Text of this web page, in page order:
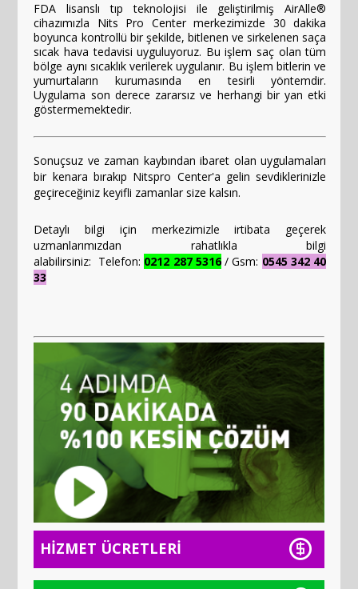
FDA lisanslı tıp teknolojisi ile geliştirilmiş AirAlle®
cihazımızla Nits Pro Center merkezimizde 30 dakika
boyunca kontrollü bir şekilde, bitlenen ve sirkelenen saça
sıcak hava tedavisi uyguluyoruz. Bu işlem saç olan tüm
bölge aynı sıcaklık verilerek uygulanır. Bu işlem bitlerin ve
yumurtaların kurumasında en tesirli yöntemdir.
Uygulama son derece zararsız ve herhangi bir yan etki
göstermemektedir.
Sonuçsuz ve zaman kaybından ibaret olan uygulamaları
bir kenara bırakıp Nitspro Center'a gelin sevdiklerinizle
geçireceğiniz keyifli zamanlar size kalsın.
Detaylı bilgi için merkezimizle irtibata geçerek
uzmanlarımızdan rahatlıkla bilgi
alabilirsiniz: Telefon: 0212 287 5316/ Gsm: 0545 342 40
33
HİZMET ÜCRETLERİ